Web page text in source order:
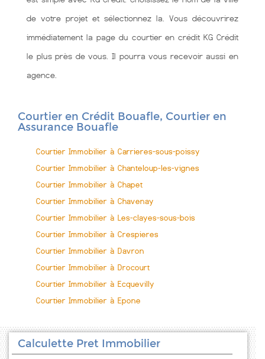
de votre projet et sélectionnez la. Vous découvrirez
immédiatement la page du courtier en crédit KG Crédit
le plus près de vous. Il pourra vous recevoir aussi en
agence.
Courtier en Crédit Bouafle, Courtier en
Assurance Bouafle
Courtier Immobilier à Carrieres-sous-poissy
Courtier Immobilier à Chanteloup-les-vignes
Courtier Immobilier à Chapet
Courtier Immobilier à Chavenay
Courtier Immobilier à Les-clayes-sous-bois
Courtier Immobilier à Crespieres
Courtier Immobilier à Davron
Courtier Immobilier à Drocourt
Courtier Immobilier à Ecquevilly
Courtier Immobilier à Epone
Calculette Pret Immobilier